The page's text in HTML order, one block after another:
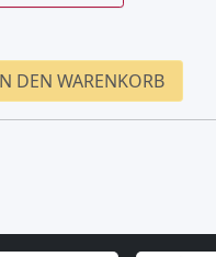
DEN WARENKORB